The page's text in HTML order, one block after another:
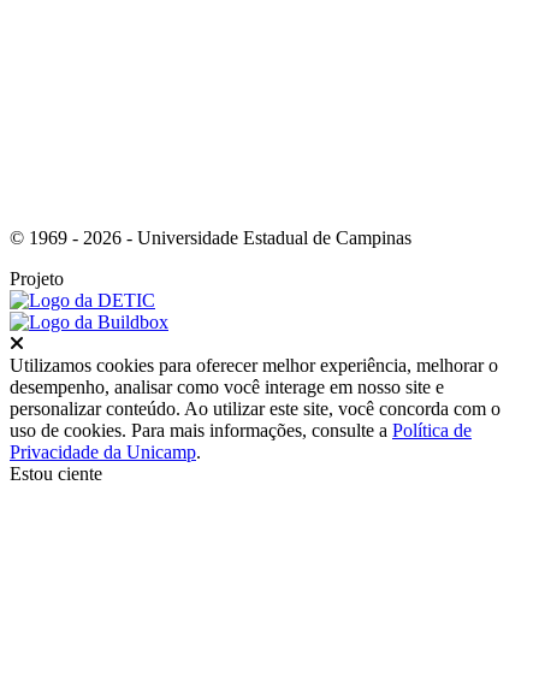
© 1969 - 2026 - Universidade Estadual de Campinas
Projeto
Utilizamos cookies para oferecer melhor experiência, melhorar o
desempenho, analisar como você interage em nosso site e
personalizar conteúdo. Ao utilizar este site, você concorda com o
uso de cookies. Para mais informações, consulte a Política de
Privacidade da Unicamp.
Estou ciente